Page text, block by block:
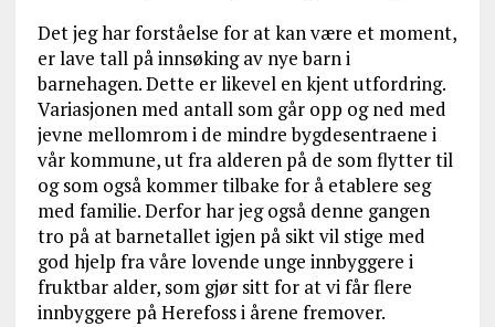
Det jeg har forståelse for at kan være et moment,
er lave tall på innsøking av nye barn i
barnehagen. Dette er likevel en kjent utfordring.
Variasjonen med antall som går opp og ned med
jevne mellomrom i de mindre bygdesentraene i
vår kommune, ut fra alderen på de som flytter til
og som også kommer tilbake for å etablere seg
med familie. Derfor har jeg også denne gangen
tro på at barnetallet igjen på sikt vil stige med
god hjelp fra våre lovende unge innbyggere i
fruktbar alder, som gjør sitt for at vi får flere
innbyggere på Herefoss i årene fremover.